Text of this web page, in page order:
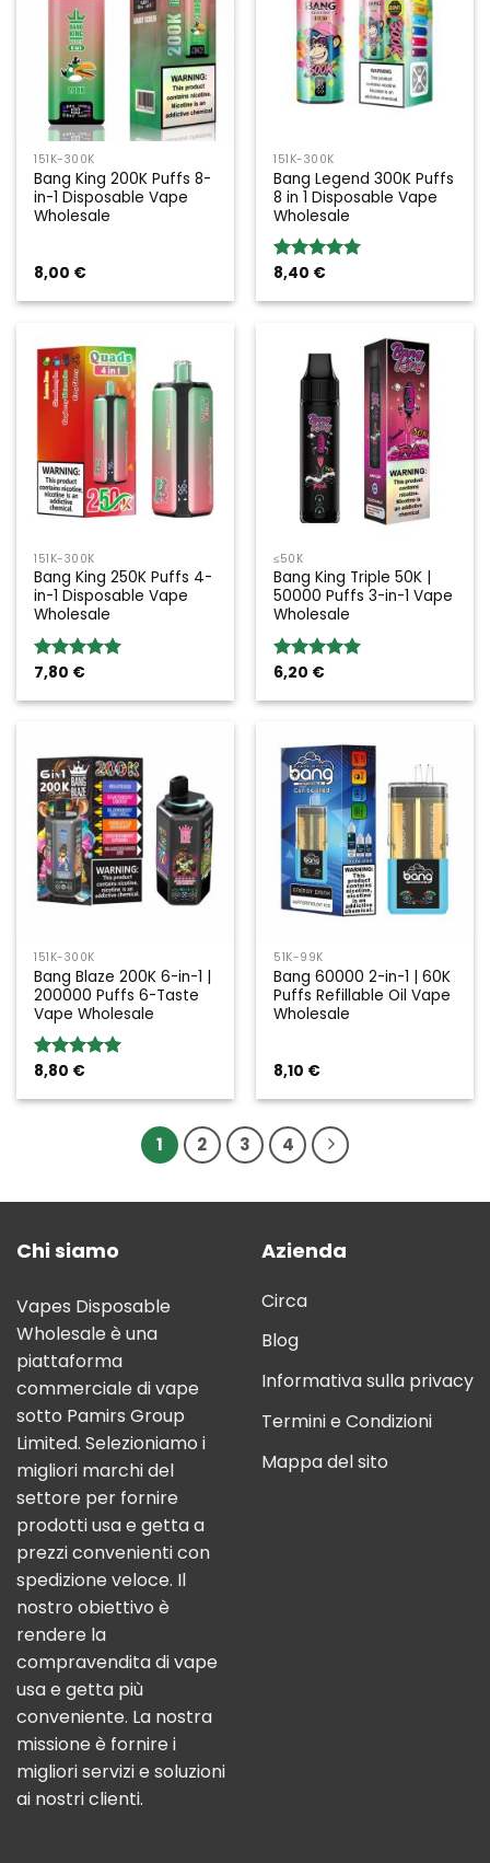
151K-300K
Bang King 200K Puffs 8-
in-1 Disposable Vape
Wholesale
8,00 €
151K-300K
Bang Legend 300K Puffs
8 in 1 Disposable Vape
Wholesale
Rated5.00
8,40 €
151K-300K
Bang King 250K Puffs 4-
in-1 Disposable Vape
Wholesale
Rated5.00
7,80 €
≤50K
Bang King Triple 50K |
50000 Puffs 3-in-1 Vape
Wholesale
Rated5.00
6,20 €
151K-300K
Bang Blaze 200K 6-in-1 |
200000 Puffs 6-Taste
Vape Wholesale
Rated5.00
8,80 €
51K-99K
Bang 60000 2-in-1 | 60K
Puffs Refillable Oil Vape
Wholesale
8,10 €
1 2 3 4
Chi siamo
Vapes Disposable
Wholesale è una
piattaforma
commerciale di vape
sotto Pamirs Group
Limited. Selezioniamo i
migliori marchi del
settore per fornire
prodotti usa e getta a
prezzi convenienti con
spedizione veloce. Il
nostro obiettivo è
rendere la
compravendita di vape
usa e getta più
conveniente. La nostra
missione è fornire i
migliori servizi e soluzioni
ai nostri clienti.
Azienda
Circa
Blog
Informativa sulla privacy
Termini e Condizioni
Mappa del sito